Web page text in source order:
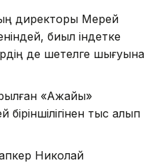
директоры Мерей
биыл індетке
де шетелге шығуына
«Ақжайық»
тыс қалып
Николай